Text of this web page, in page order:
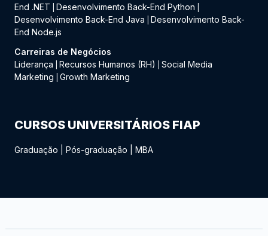
End .NET
Desenvolvimento Back-End Python
Desenvolvimento Back-End Java
Desenvolvimento Back-
End Node.js
Carreiras de Negócios
Liderança
Recursos Humanos (RH)
Social Media
Marketing
Growth Marketing
CURSOS UNIVERSITÁRIOS FIAP
Graduação Pós-graduação MBA